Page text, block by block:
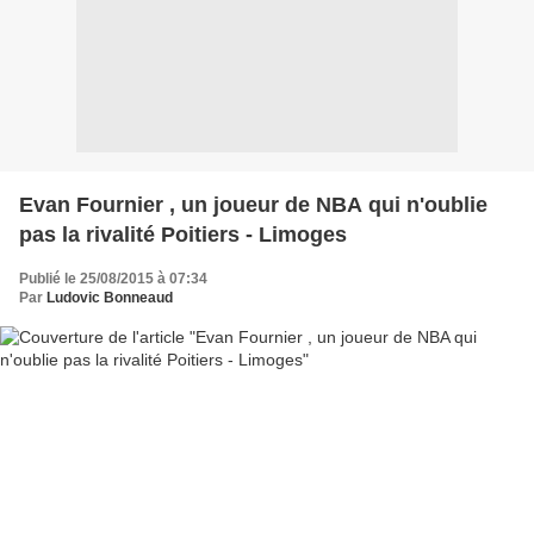
Evan Fournier , un joueur de NBA qui n'oublie
pas la rivalité Poitiers - Limoges
Publié le 25/08/2015 à 07:34
Par Ludovic Bonneaud